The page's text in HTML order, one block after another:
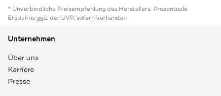
* Unverbindliche Preisempfehlung des Herstellers. Prozentuale
Ersparnis ggü. der UVP, sofern vorhanden
Unternehmen
Über uns
Karriere
Presse